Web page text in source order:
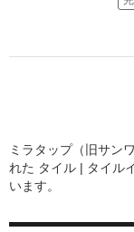
ミラタップ（旧サン
れた タイル | タイル
います。